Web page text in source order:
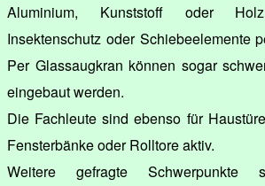
Aluminium, Kunststoff oder
Insektenschutz oder Schiebeelemente
Per Glassaugkran können sogar
eingebaut werden.
Die Fachleute sind ebenso für
Fensterbänke oder Rolltore aktiv.
Weitere gefragte Schwerpunkte